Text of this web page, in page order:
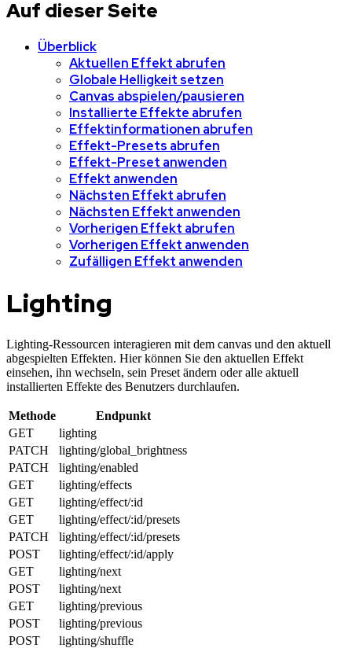
Auf dieser Seite
Überblick
Aktuellen Effekt abrufen
Globale Helligkeit setzen
Canvas abspielen/pausieren
Installierte Effekte abrufen
Effektinformationen abrufen
Effekt-Presets abrufen
Effekt-Preset anwenden
Effekt anwenden
Nächsten Effekt abrufen
Nächsten Effekt anwenden
Vorherigen Effekt abrufen
Vorherigen Effekt anwenden
Zufälligen Effekt anwenden
Lighting
Lighting-Ressourcen interagieren mit dem canvas und den aktuell
abgespielten Effekten. Hier können Sie den aktuellen Effekt
einsehen, ihn wechseln, sein Preset ändern oder alle aktuell
installierten Effekte des Benutzers durchlaufen.
Methode
Endpunkt
GET
lighting
PATCH
lighting/global_brightness
PATCH
lighting/enabled
GET
lighting/effects
GET
lighting/effect/:id
GET
lighting/effect/:id/presets
PATCH
lighting/effect/:id/presets
POST
lighting/effect/:id/apply
GET
lighting/next
POST
lighting/next
GET
lighting/previous
POST
lighting/previous
POST
lighting/shuffle